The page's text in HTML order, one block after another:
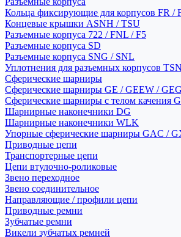
Кольца фиксирующие для корпусов FR /
Концевые крышки ASNH / TSU
Разъемные корпуса 722 / FNL / F5
Разъемные корпуса SD
Разъемные корпуса SNG / SNL
Уплотнения для разъемных корпусов
Сферические шарниры
Сферические шарниры GE / GEEW /
Сферические шарниры с телом качения
Шарнирные наконечники DG
Шарнирные наконечники WLK
Упорные сферические шарниры GAC /
Приводные цепи
Транспортерные цепи
Цепи втулочно-роликовые
Звено переходное
Звено соединительное
Направляющие / профили цепи
Приводные ремни
Зубчатые ремни
Викели зубчатых ремней